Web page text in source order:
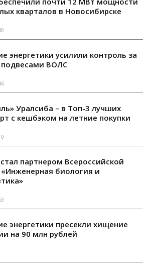
кварталов в Новосибирске
энергетики усилили контроль за
ВОЛС
Уралсиба – в Топ-3 лучших
с кешбэком на летние покупки
партнером Всероссийской
биология и
энергетики пресекли хищение
на 90 млн рублей